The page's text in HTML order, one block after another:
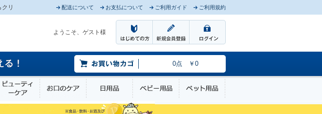
リ
配送について お支払について ご利用ガイド ご利用規約
ようこそ、ゲスト様
0点 ￥0
食品 ビューティーケアお口のケア 日用品 ベビー用品 ペット用品